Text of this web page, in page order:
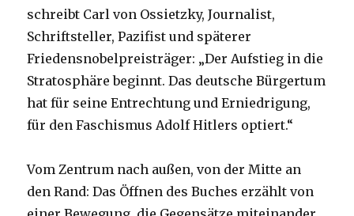
schreibt Carl von Ossietzky, Journalist,
Schriftsteller, Pazifist und späterer
Friedensnobelpreisträger: „Der Aufstieg in die
Stratosphäre beginnt. Das deutsche Bürgertum
hat für seine Entrechtung und Erniedrigung,
für den Faschismus Adolf Hitlers optiert.“
Vom Zentrum nach außen, von der Mitte an
den Rand: Das Öffnen des Buches erzählt von